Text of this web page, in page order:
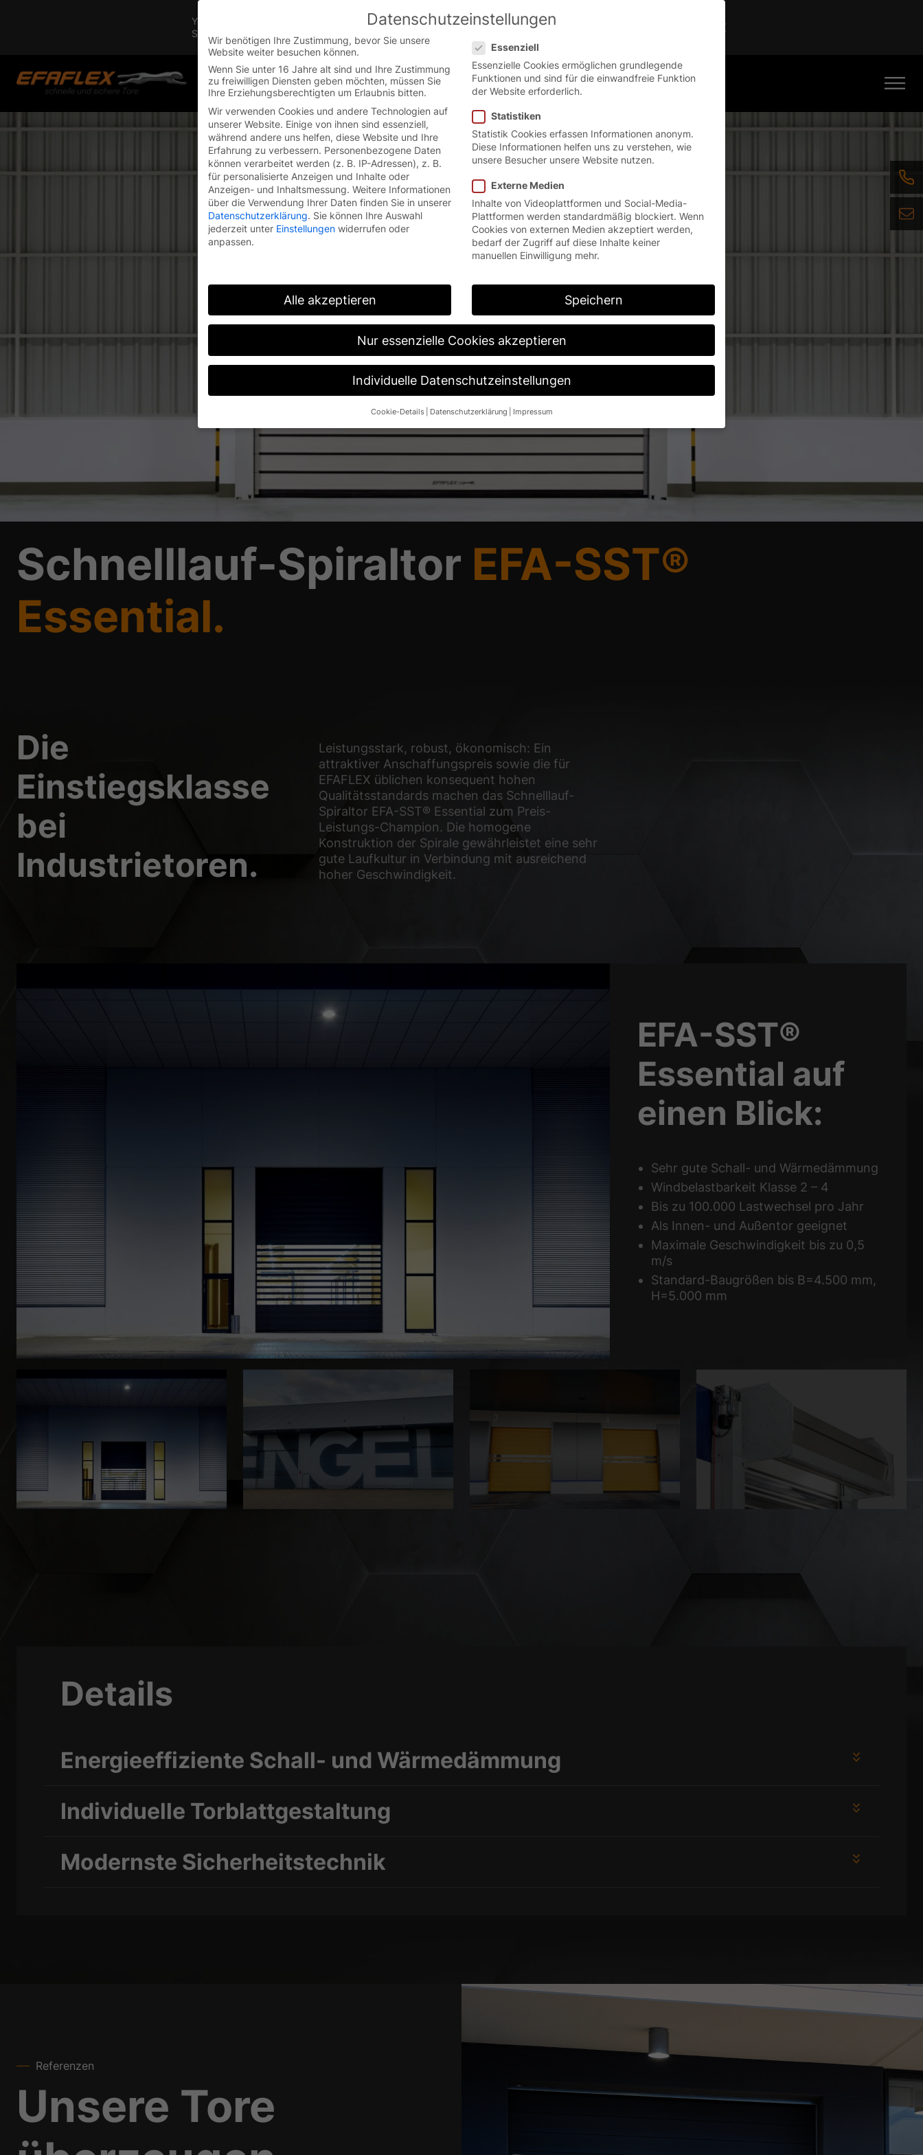
You are currently on the Austrian German website.
Switch to the English version.
English
Schnelllauf-Spiraltor EFA-SST®
Essential.
Die
Einstiegsklasse
bei
Industrietoren.
Leistungsstark, robust, ökonomisch: Ein
attraktiver Anschaffungspreis sowie die für
EFAFLEX üblichen konsequent hohen
Qualitätsstandards machen das Schnelllauf-
Spiraltor EFA-SST® Essential zum Preis-
Leistungs-Champion. Die homogene
Konstruktion der Spirale gewährleistet eine sehr
gute Laufkultur in Verbindung mit ausreichend
hoher Geschwindigkeit.
EFA-SST®
Essential auf
einen Blick:
Sehr gute Schall- und Wärmedämmung
Windbelastbarkeit Klasse 2 – 4
Bis zu 100.000 Lastwechsel pro Jahr
Als Innen- und Außentor geeignet
Maximale Geschwindigkeit bis zu 0,5
m/s
Standard-Baugrößen bis B=4.500 mm,
H=5.000 mm
Details
Energieeffiziente Schall- und Wärmedämmung
Individuelle Torblattgestaltung
Modernste Sicherheitstechnik
Referenzen
Unsere Tore
Datenschutzeinstellungen
Wir benötigen Ihre Zustimmung, bevor Sie unsere
Website weiter besuchen können.
Wenn Sie unter 16 Jahre alt sind und Ihre Zustimmung
zu freiwilligen Diensten geben möchten, müssen Sie
Ihre Erziehungsberechtigten um Erlaubnis bitten.
Wir verwenden Cookies und andere Technologien auf
unserer Website. Einige von ihnen sind essenziell,
während andere uns helfen, diese Website und Ihre
Erfahrung zu verbessern. Personenbezogene Daten
können verarbeitet werden (z. B. IP-Adressen), z. B.
für personalisierte Anzeigen und Inhalte oder
Anzeigen- und Inhaltsmessung. Weitere Informationen
über die Verwendung Ihrer Daten finden Sie in unserer
Datenschutzerklärung. Sie können Ihre Auswahl
jederzeit unter Einstellungen widerrufen oder
anpassen.
Essenziell
Essenzielle Cookies ermöglichen grundlegende
Funktionen und sind für die einwandfreie Funktion
der Website erforderlich.
Statistiken
Statistik Cookies erfassen Informationen anonym.
Diese Informationen helfen uns zu verstehen, wie
unsere Besucher unsere Website nutzen.
Externe Medien
Inhalte von Videoplattformen und Social-Media-
Plattformen werden standardmäßig blockiert. Wenn
Cookies von externen Medien akzeptiert werden,
bedarf der Zugriff auf diese Inhalte keiner
manuellen Einwilligung mehr.
Alle akzeptieren Speichern
Nur essenzielle Cookies akzeptieren
Individuelle Datenschutzeinstellungen
Cookie-Details Datenschutzerklärung Impressum
Datenschutzeinstellungen
Wenn Sie unter 16 Jahre alt sind und Ihre Zustimmung zu freiwilligen Diensten geben möchten, müssen Sie Ihre
Erziehungsberechtigten um Erlaubnis bitten.
Wir verwenden Cookies und andere Technologien auf unserer Website. Einige von ihnen sind essenziell, während
andere uns helfen, diese Website und Ihre Erfahrung zu verbessern. Personenbezogene Daten können
Hier finden Sie eine Übersicht über alle verwendeten Cookies. Sie können Ihre Einwilligung zu ganzen Kategorien
geben oder sich weitere Informationen anzeigen lassen und so nur bestimmte Cookies auswählen.
Alle akzeptieren Speichern Nur essenzielle Cookies akzeptieren
Essenziell (1)
Cookie-Informationen anzeigen
Externe Medien (2)
Inhalte von Videoplattformen und Social-Media-Plattformen werden standardmäßig blockiert. Wenn Cookies von externen
Medien akzeptiert werden, bedarf der Zugriff auf diese Inhalte keiner manuellen Einwilligung mehr.
Cookie-Informationen anzeigen